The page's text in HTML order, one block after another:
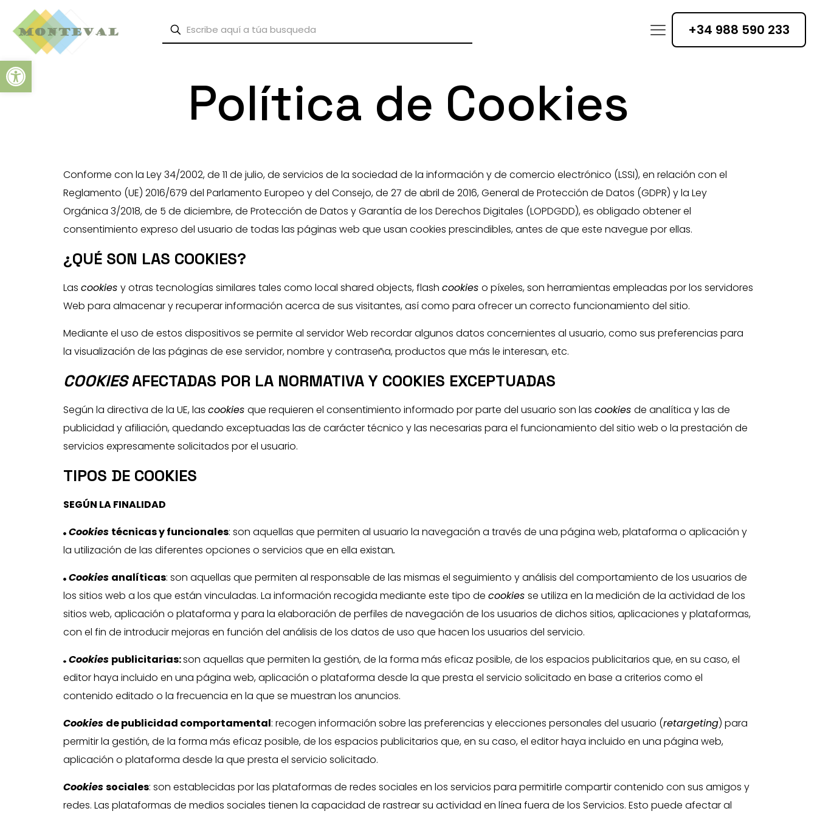
Abrir barra de herramientas
+34 988 590 233
Política de Cookies
Conforme con la Ley 34/2002, de 11 de julio, de servicios de la sociedad de la información y de comercio electrónico (LSSI), en relación con el
Reglamento (UE) 2016/679 del Parlamento Europeo y del Consejo, de 27 de abril de 2016, General de Protección de Datos (GDPR) y la Ley
Orgánica 3/2018, de 5 de diciembre, de Protección de Datos y Garantía de los Derechos Digitales (LOPDGDD), es obligado obtener el
consentimiento expreso del usuario de todas las páginas web que usan cookies prescindibles, antes de que este navegue por ellas.
¿QUÉ SON LAS COOKIES?
Las cookies y otras tecnologías similares tales como local shared objects, flash cookies o píxeles, son herramientas empleadas por los servidores
Web para almacenar y recuperar información acerca de sus visitantes, así como para ofrecer un correcto funcionamiento del sitio.
Mediante el uso de estos dispositivos se permite al servidor Web recordar algunos datos concernientes al usuario, como sus preferencias para
la visualización de las páginas de ese servidor, nombre y contraseña, productos que más le interesan, etc.
COOKIESAFECTADAS POR LA NORMATIVA Y COOKIES EXCEPTUADAS
Según la directiva de la UE, las cookies que requieren el consentimiento informado por parte del usuario son las cookies de analítica y las de
publicidad y afiliación, quedando exceptuadas las de carácter técnico y las necesarias para el funcionamiento del sitio web o la prestación de
servicios expresamente solicitados por el usuario.
TIPOS DE COOKIES
SEGÚN LA FINALIDAD
Cookies técnicas y funcionales: son aquellas que permiten al usuario la navegación a través de una página web, plataforma o aplicación y
la utilización de las diferentes opciones o servicios que en ella existan.
Cookies analíticas: son aquellas que permiten al responsable de las mismas el seguimiento y análisis del comportamiento de los usuarios de
los sitios web a los que están vinculadas. La información recogida mediante este tipo de cookies se utiliza en la medición de la actividad de los
sitios web, aplicación o plataforma y para la elaboración de perfiles de navegación de los usuarios de dichos sitios, aplicaciones y plataformas,
con el fin de introducir mejoras en función del análisis de los datos de uso que hacen los usuarios del servicio.
Cookies publicitarias:son aquellas que permiten la gestión, de la forma más eficaz posible, de los espacios publicitarios que, en su caso, el
editor haya incluido en una página web, aplicación o plataforma desde la que presta el servicio solicitado en base a criterios como el
contenido editado o la frecuencia en la que se muestran los anuncios.
Cookies de publicidad comportamental: recogen información sobre las preferencias y elecciones personales del usuario (retargeting) para
permitir la gestión, de la forma más eficaz posible, de los espacios publicitarios que, en su caso, el editor haya incluido en una página web,
aplicación o plataforma desde la que presta el servicio solicitado.
Cookiessociales: son establecidas por las plataformas de redes sociales en los servicios para permitirle compartir contenido con sus amigos y
redes. Las plataformas de medios sociales tienen la capacidad de rastrear su actividad en línea fuera de los Servicios. Esto puede afectar al